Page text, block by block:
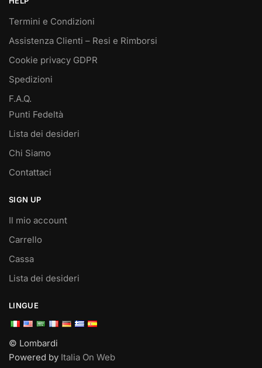
Termini e Condizioni
Assistenza Clienti – Resi e Rimborsi
Cookie privacy GDPR
Spedizioni
F.A.Q.
Punti Fedeltà
Lista dei desideri
Chi Siamo
Contattaci
SIGN UP
Il mio account
Carrello
Cassa
Lista dei desideri
LINGUE
© Lombardi
Powered by Italia On Web